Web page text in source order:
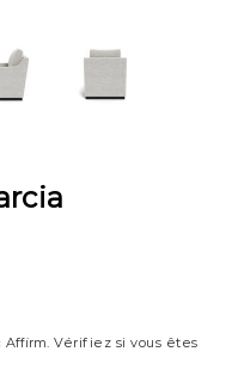
Affirm. Vérifiez si vous êtes